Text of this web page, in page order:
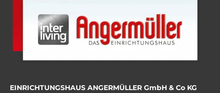
EINRICHTUNGSHAUS ANGERMÜLLER GmbH & Co KG